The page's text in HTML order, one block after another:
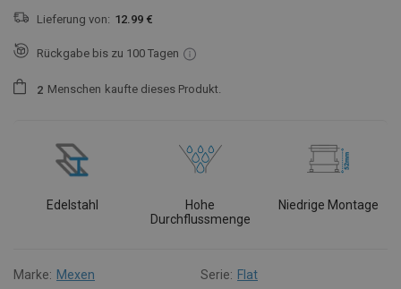
Lieferung von: 12.99 €
Rückgabe bis zu 100 Tagen
2 Menschen kaufte dieses Produkt.
Edelstahl
Hohe
Durchflussmenge
Niedrige Montage
Marke: Mexen Serie: Flat